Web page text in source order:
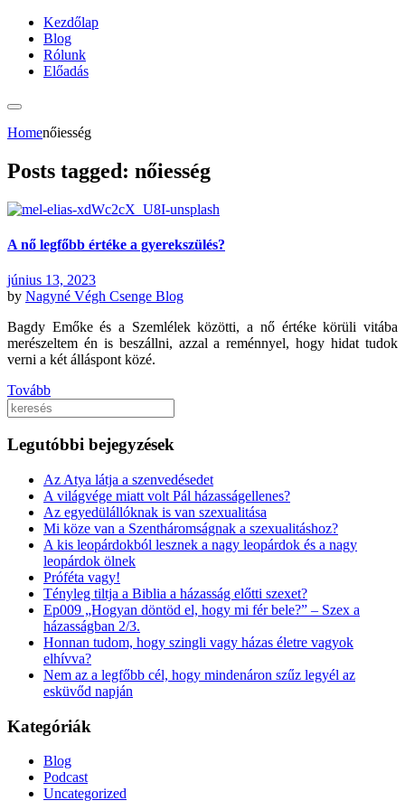
Kezdőlap
Blog
Rólunk
Előadás
Homenőiesség
Posts tagged: nőiesség
A nő legfőbb értéke a gyerekszülés?
június 13, 2023
by Nagyné Végh Csenge Blog
Bagdy Emőke és a Szemlélek közötti, a nő értéke körüli vitába
merészeltem én is beszállni, azzal a reménnyel, hogy hidat tudok
verni a két álláspont közé.
Tovább
Keresés
Legutóbbi bejegyzések
Az Atya látja a szenvedésedet
A világvége miatt volt Pál házasságellenes?
Az egyedülállóknak is van szexualitása
Mi köze van a Szentháromságnak a szexualitáshoz?
A kis leopárdokból lesznek a nagy leopárdok és a nagy
leopárdok ölnek
Próféta vagy!
Tényleg tiltja a Biblia a házasság előtti szexet?
Ep009 „Hogyan döntöd el, hogy mi fér bele?” – Szex a
házasságban 2/3.
Honnan tudom, hogy szingli vagy házas életre vagyok
elhívva?
Nem az a legfőbb cél, hogy mindenáron szűz legyél az
esküvőd napján
Kategóriák
Blog
Podcast
Uncategorized